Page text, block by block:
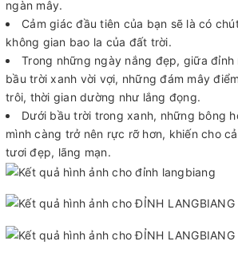
ngàn mây.
Cảm giác đầu tiên của bạn sẽ là có
không gian bao la của đất trời.
Trong những ngày nắng đẹp, giữa đỉnh
bầu trời xanh vời vợi, những đám mây
trôi, thời gian dường như lắng đọng.
Dưới bầu trời trong xanh, những bông
mình càng trở nên rực rỡ hơn, khiến cho
tươi đẹp, lãng mạn.